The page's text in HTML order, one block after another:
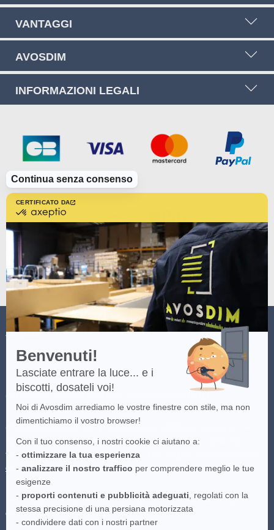
CERTIFICATO DA
-
Scopri
di
più
su
Axeptio
Benvenuti!
Lasciate entrare la luce... e i
biscotti, dosateli voi!
Noi di Avosdim arrediamo le vostre finestre con stile, ma non
dimentichiamo il vostro browser!
Con il tuo consenso, i nostri cookie ci aiutano a:
- ottimizzare la tua esperienza
- analizzare il nostro traffico per comprendere meglio le tue
esigenze
- proporti contenuti e pubblicità adeguati , regolati con la
stessa precisione di una persiana motorizzata
- condividere dati con i nostri partner
Continua senza consenso
VANTAGGI
AVOSDIM
INFORMAZIONI LEGALI
AVOSDIM
(*) Consulta i termini e condizioni dell'offerta cliccando
(**)Consegna gratuita per gli ordini superiori a 100 euro consegnati nei
Italia continentale, destinazioni speciali escluse. Offerta valida sul
trasportatore più economico disponibile. Per maggiori informazioni clicca
qui .
Le immagini presenti sul sito sono proprietà intellettuale di Avosdim,
qualsiasi riproduzione parziale o totale è vietata.